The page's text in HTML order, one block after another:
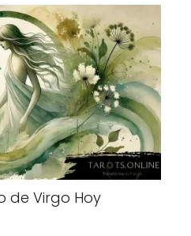
de Virgo Hoy